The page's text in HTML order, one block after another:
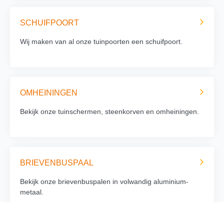
SCHUIFPOORT
Wij maken van al onze tuinpoorten een schuifpoort.
OMHEININGEN
Bekijk onze tuinschermen, steenkorven en omheiningen.
BRIEVENBUSPAAL
Bekijk onze brievenbuspalen in volwandig aluminium-
metaal.